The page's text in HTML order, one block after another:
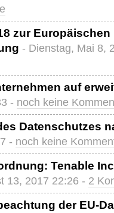
zur Europäischen
- Dienstag, Mai 8,
auf
- noch keine
Datenschutzes
- noch keine
Tenable
13, 2017 22:26 - 2
der EU-